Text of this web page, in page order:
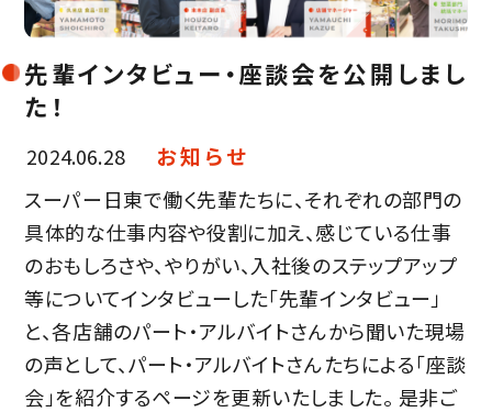
先輩インタビュー・座談会を公開しまし
た！
2024.06.28 お知らせ
スーパー日東で働く先輩たちに、それぞれの部門の
具体的な仕事内容や役割に加え、感じている仕事
のおもしろさや、やりがい、入社後のステップアップ
等についてインタビューした「先輩インタビュー」
と、各店舗のパート・アルバイトさんから聞いた現場
の声として、パート・アルバイトさんたちによる「座談
会」を紹介するページを更新いたしました。 是非ご